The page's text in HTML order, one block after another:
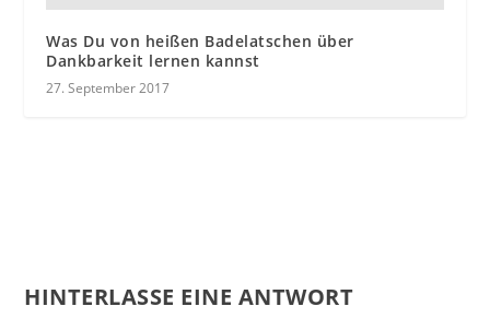
Was Du von heißen Badelatschen über
Dankbarkeit lernen kannst
27. September 2017
HINTERLASSE EINE ANTWORT